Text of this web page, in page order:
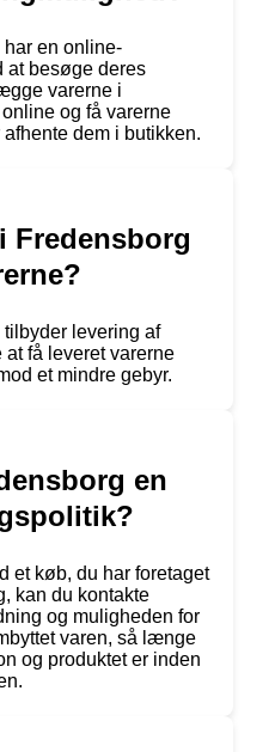
en online-
at besøge deres
varerne i
og få varerne
dem i butikken.
Fredensborg
levering af
få leveret varerne
et mindre gebyr.
en
et køb, du har foretaget
kan du kontakte
og muligheden for
varen, så længe
og produktet er inden